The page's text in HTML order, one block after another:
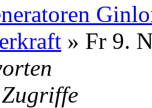
» Fr 9.
Zugriffe